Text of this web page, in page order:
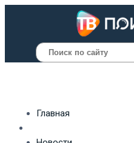
Поиск
Главная